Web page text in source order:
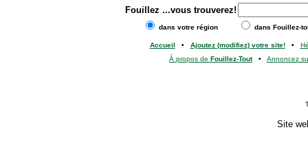
Fouillez ...vous trouverez!
dans votre région dans Fouillez-
Accueil • Ajoutez (modifiez) votre site!•
À propos de Fouillez-Tout• Annoncez
Site